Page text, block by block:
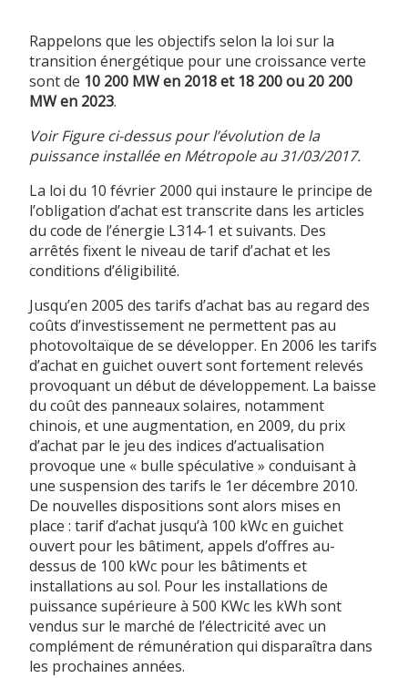
Rappelons que les objectifs selon la loi sur la
transition énergétique pour une croissance verte
sont de 10 200 MW en 2018 et 18 200 ou 20 200
MW en 2023.
Voir Figure ci-dessus pour l’évolution de la
puissance installée en Métropole au 31/03/2017.
La loi du 10 février 2000 qui instaure le principe de
l’obligation d’achat est transcrite dans les articles
du code de l’énergie L314-1 et suivants. Des
arrêtés fixent le niveau de tarif d’achat et les
conditions d’éligibilité.
Jusqu’en 2005 des tarifs d’achat bas au regard des
coûts d’investissement ne permettent pas au
photovoltaïque de se développer. En 2006 les tarifs
d’achat en guichet ouvert sont fortement relevés
provoquant un début de développement. La baisse
du coût des panneaux solaires, notamment
chinois, et une augmentation, en 2009, du prix
d’achat par le jeu des indices d’actualisation
provoque une « bulle spéculative » conduisant à
une suspension des tarifs le 1er décembre 2010.
De nouvelles dispositions sont alors mises en
place : tarif d’achat jusqu’à 100 kWc en guichet
ouvert pour les bâtiment, appels d’offres au-
dessus de 100 kWc pour les bâtiments et
installations au sol. Pour les installations de
puissance supérieure à 500 KWc les kWh sont
vendus sur le marché de l’électricité avec un
complément de rémunération qui disparaîtra dans
les prochaines années.